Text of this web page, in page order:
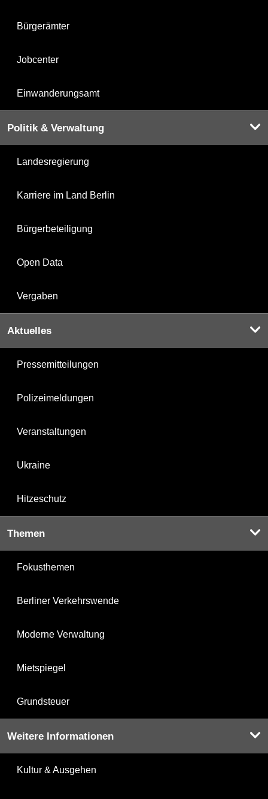
Bürgerämter
Jobcenter
Einwanderungsamt
Politik & Verwaltung
Landesregierung
Karriere im Land Berlin
Bürgerbeteiligung
Open Data
Vergaben
Aktuelles
Pressemitteilungen
Polizeimeldungen
Veranstaltungen
Ukraine
Hitzeschutz
Themen
Fokusthemen
Berliner Verkehrswende
Moderne Verwaltung
Mietspiegel
Grundsteuer
Weitere Informationen
Kultur & Ausgehen